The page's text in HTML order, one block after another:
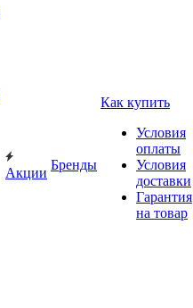
Акции
Бренды
Как купить
Условия
оплаты
Условия
доставки
Гарантия
на товар